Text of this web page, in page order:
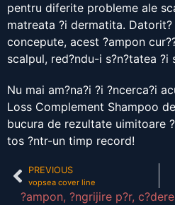
pentru diferite probleme ale
matreata ?i dermatita.
concepute, acest ?ampon
scalpul, red?ndu-i s?n?tatea ?i
Nu mai am?na?i ?i ?ncerca?i
Loss Complement Shampoo
bucura de rezultate uimitoare
tos ?ntr-un timp record!
PREVIOUS
vopsea cover line
?ampon, ?ngrijire p?r,